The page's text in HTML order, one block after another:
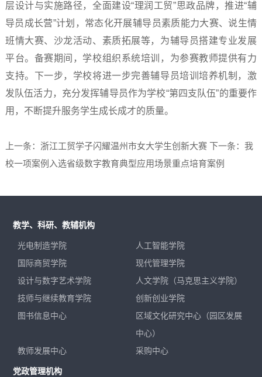
层设计与实施路径，全面建设“理润工贸”思政品牌，推进“辅
导员成长营”计划，常态化开展辅导员素质能力大赛、说生情
班情大赛、沙龙活动、素质拓展等，为辅导员搭建专业发展
平台。备赛期间，学校组织系统培训，为参赛教师提供有力
支持。下一步，学校将进一步完善辅导员培训培养机制，激
发队伍活力，充分发挥辅导员作为学校“第四支队伍”的重要作
用，不断提升服务学生成长成才的质量。
上一条：浙江工贸学子闪耀温州市女大学生创新大赛 下一条：我
校一项案例入选省级数字教育典型应用场景重点培育案例
教学、科研、教辅机构
光电制造学院
人工智能学院
国际商贸学院
现代管理学院
设计与数字艺术学院
人文学院（马克思主义学院）
技师与继续教育学院
创新创业学院
图书信息中心
区域文化研究中心（园区发展
中心）
教师发展中心
采购中心
党政管理机构